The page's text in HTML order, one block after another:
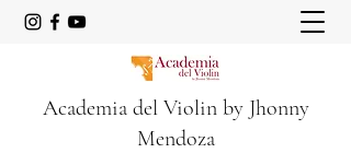
Academia del Violin by Jhonny
Mendoza